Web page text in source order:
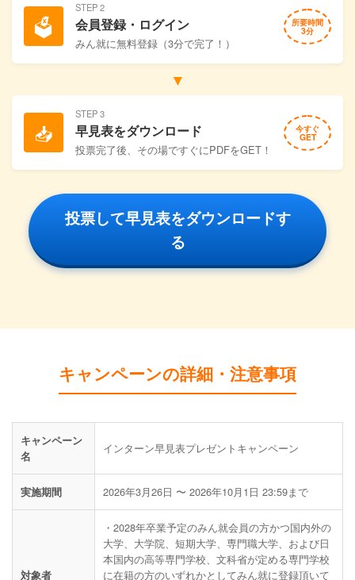
🗳️
STEP 2
会員登録・ログイン
みん就に無料登録（3分で完了！）
所要時間
3分
▼
📥
STEP 3
早見表をダウンロード
投票完了後、その場ですぐにPDFをGET！
今すぐ
GET
投票して早見表をダウンロードす
る
キャンペーンの詳細・注意事項
キャンペーン
名
インターン早見表プレゼントキャンペーン
実施期間 2026年3月26日 〜 2026年10月1日 23:59まで
対象者
・2028年卒業予定のみん就会員の方かつ国内外の
大学、大学院、短期大学、専門職大学、および日
本国内の高等専門学校、文科省が定める専門学校
に在籍の方のいずれかとしてみん就に登録頂いて